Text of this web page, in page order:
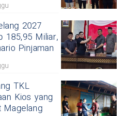
2027
185,95 Miliar,
Pinjaman
TKL
Kios yang
Magelang